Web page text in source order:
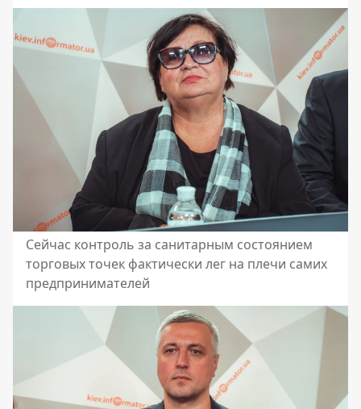
Сейчас контроль за санитарным состоянием
торговых точек фактически лег на плечи самих
предпринимателей